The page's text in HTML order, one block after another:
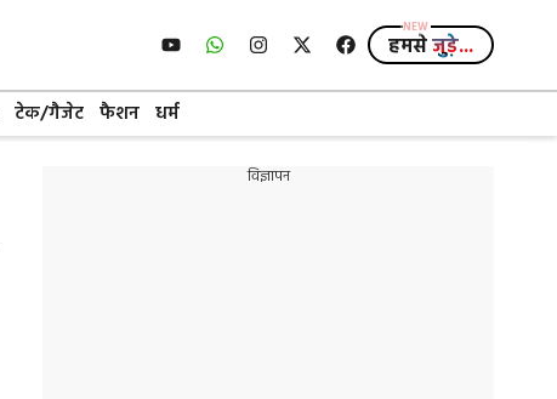
हमसेजुड़े...
टेक/गैजेट फैशन धर्म
विज्ञापन